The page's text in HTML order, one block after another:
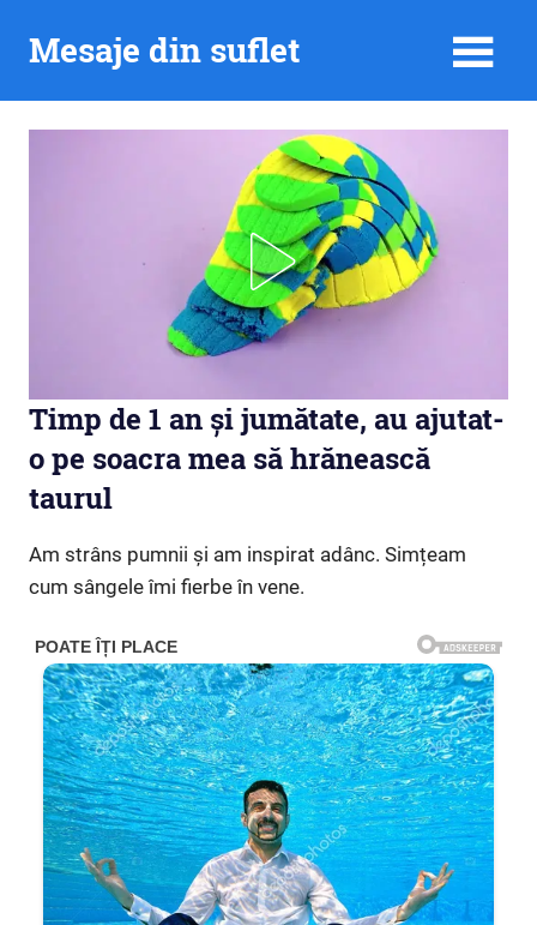
Mesaje din suflet
Timp de 1 an și jumătate, au ajutat-
o pe soacra mea să hrănească
taurul
Am strâns pumnii și am inspirat adânc. Simțeam
cum sângele îmi fierbe în vene.